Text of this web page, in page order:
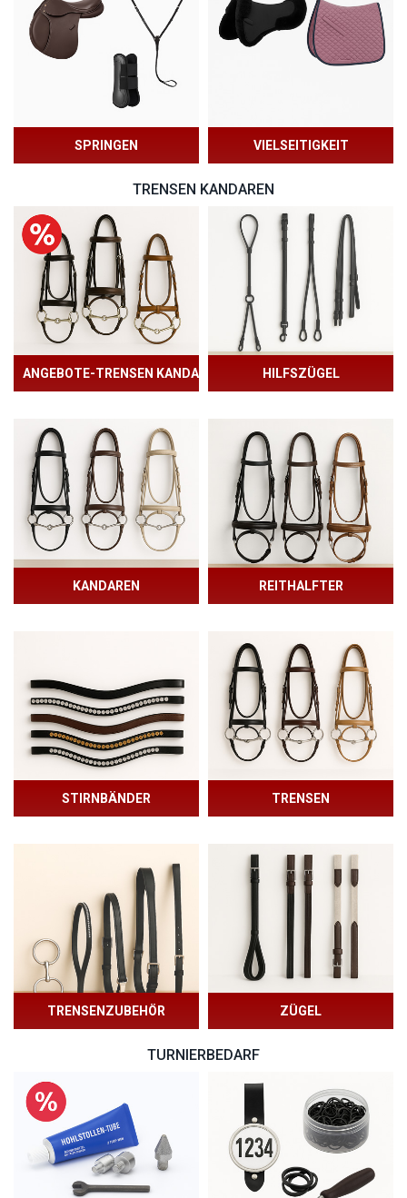
SPRINGEN VIELSEITIGKEIT
TRENSEN KANDAREN
ANGEBOTE-TRENSEN KANDAREN HILFSZÜGEL
KANDAREN REITHALFTER
STIRNBÄNDER TRENSEN
TRENSENZUBEHÖR ZÜGEL
TURNIERBEDARF